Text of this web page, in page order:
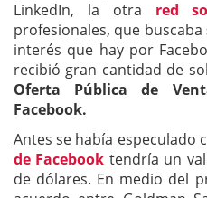
LinkedIn, la otra
red
profesionales, que buscaba
interés que hay por
recibió gran cantidad de
Oferta Pública de
Facebook.
Antes se había especulado
de Facebook tendría un
de dólares. En medio del